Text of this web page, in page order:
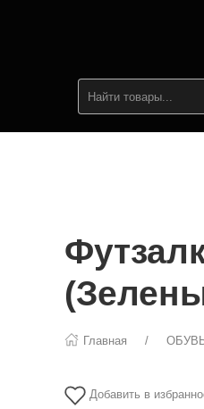
Главная
Добавить в